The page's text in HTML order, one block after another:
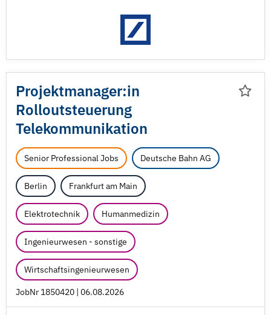
Projektmanager:in
Rolloutsteuerung
Telekommunikation
Senior Professional Jobs Deutsche Bahn AG
Berlin Frankfurt am Main
Elektrotechnik Humanmedizin
Ingenieurwesen - sonstige
Wirtschaftsingenieurwesen
JobNr 1850420 | 06.08.2026